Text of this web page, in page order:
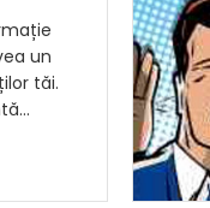
un
tăi.